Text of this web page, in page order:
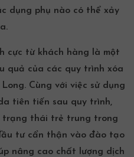
dụng phụ nào có thể xảy
cực từ khách hàng là một
quả của các quy trình xóa
Cùng với việc sử dụng
tiên tiến sau quy trình,
trạng thái trẻ trung trong
tư cẩn thận vào đào tạo
nâng cao chất lượng dịch